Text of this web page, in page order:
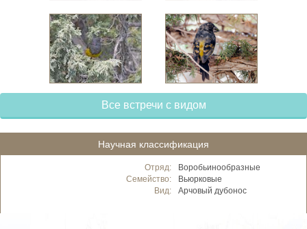
Все встречи с видом
Научная классификация
Отряд:
Воробьинообразные
Семейство:
Вьюрковые
Вид:
Арчовый дубонос